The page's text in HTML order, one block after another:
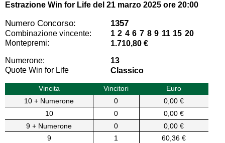
Estrazione Win for Life del 21 marzo 2025 ore 20:00
Numero Concorso: 1357
Combinazione vincente:
1 2 4 6 7 8 9 11 15 20
Montepremi:
1.710,80 €
Numerone:
13
Quote Win for Life
Classico
Vincita Vincitori
Euro
10 + Numerone
0
0,00 €
10
0
0,00 €
9 + Numerone
0
0,00 €
9
1
60,36 €